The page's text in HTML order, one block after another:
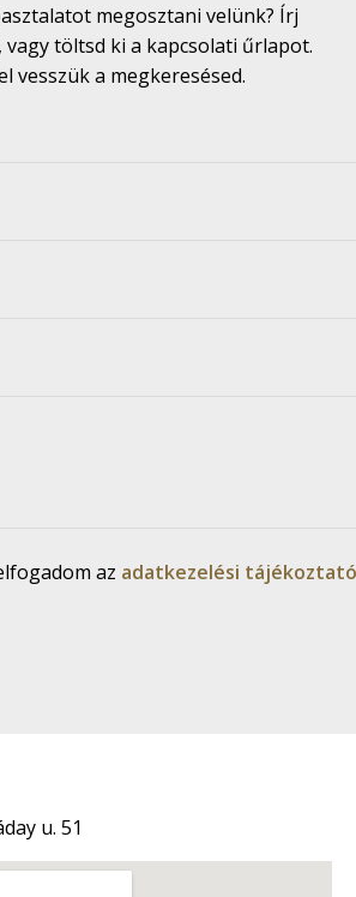
megosztani velünk? Írj
töltsd ki a kapcsolati űrlapot.
vesszük a megkeresésed.
az adatkezelési
u. 51